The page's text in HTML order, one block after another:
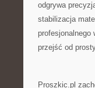
odgrywa
stabilizacja
profesjonalnego
przejść od
Proszkic.pl